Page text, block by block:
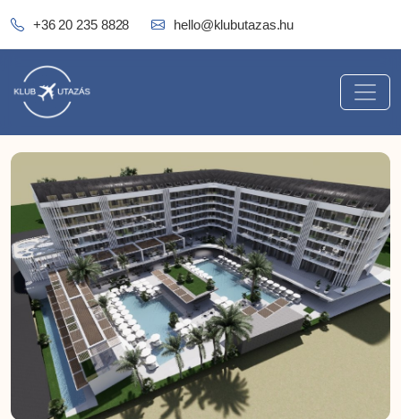
+36 20 235 8828 hello@klubutazas.hu